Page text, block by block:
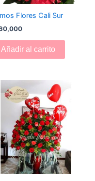
Flores Cali Sur
Añadir al carrito